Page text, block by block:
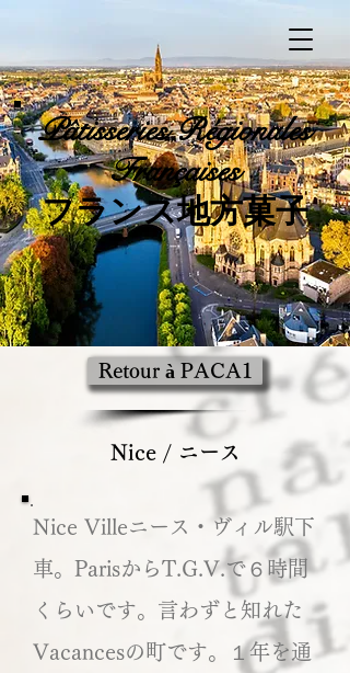
PâtisseriesRégionales
Françaises
​フランス地方菓子
Retour à PACA1
Nice / ニース
Nice Villeニース・ヴィル駅下
車。ParisからT.G.V.で６時間
くらいです。言わずと知れた
Vacancesの町です。１年を通